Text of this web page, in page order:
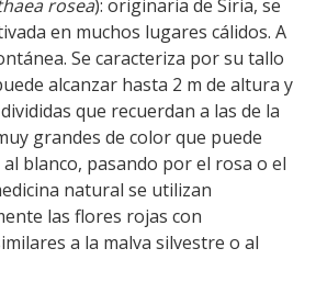
rosea): originaria de Siria, se
en muchos lugares cálidos. A
Se caracteriza por su tallo
alcanzar hasta 2 m de altura y
que recuerdan a las de la
grandes de color que puede
blanco, pasando por el rosa o el
natural se utilizan
las flores rojas con
a la malva silvestre o al